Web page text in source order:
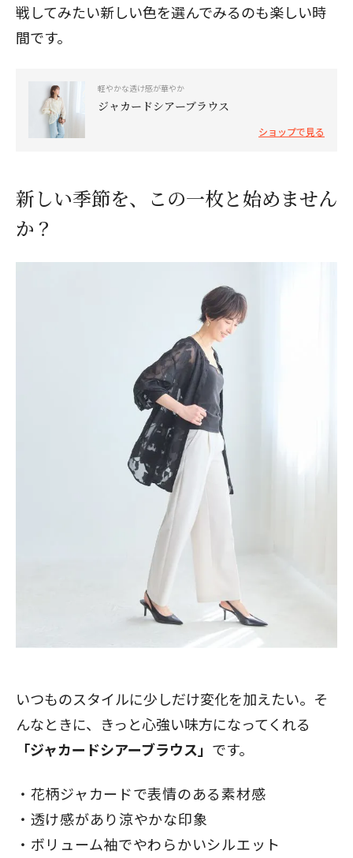
戦してみたい新しい色を選んでみるのも楽しい時
間です。
軽やかな透け感が華やか
ジャカードシアーブラウス
ショップで見る
新しい季節を、この一枚と始めません
か？
いつものスタイルに少しだけ変化を加えたい。そ
んなときに、きっと心強い味方になってくれる
「ジャカードシアーブラウス」 です。
花柄ジャカードで表情のある素材感
透け感があり涼やかな印象
ボリューム袖でやわらかいシルエット